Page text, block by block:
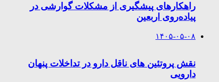
راهکارهای پیشگیری از مشکلات گوارشی در
پیاده‌روی اربعین
۱۴۰۵-۰۵-۰۸
نقش پروتئین های ناقل دارو در تداخلات پنهان
دارویی